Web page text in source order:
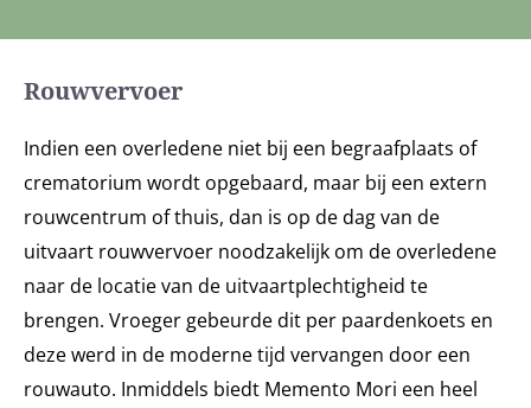
buiten in
Rouwvervoer
Indien een overledene niet bij een begraafplaats of
crematorium wordt opgebaard, maar bij een extern
rouwcentrum of thuis, dan is op de dag van de
uitvaart rouwvervoer noodzakelijk om de overledene
naar de locatie van de uitvaartplechtigheid te
brengen. Vroeger gebeurde dit per paardenkoets en
deze werd in de moderne tijd vervangen door een
rouwauto. Inmiddels biedt Memento Mori een heel